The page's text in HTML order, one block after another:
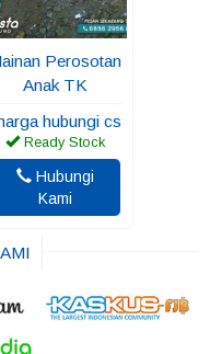
Perosotan
Anak TK
hubungi cs
Ready Stock
Hubungi
Kami